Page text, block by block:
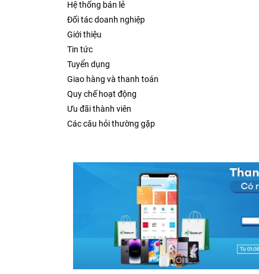
Hệ thống bán lẻ
Đối tác doanh nghiệp
Giới thiệu
Tin tức
Tuyển dụng
Giao hàng và thanh toán
Quy chế hoạt động
Ưu đãi thành viên
Các câu hỏi thường gặp